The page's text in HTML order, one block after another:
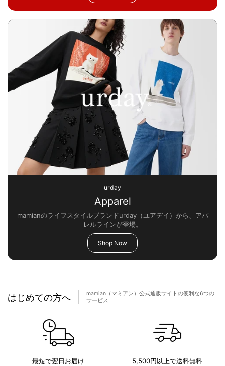
urday
Apparel
mamianのライフスタイルブランドurday（ユアデイ）から、アパ
レルラインが登場。
Shop Now
はじめての方へ
mamian（マミアン）公式通販サイトの便利な6つの
サービス
最短で翌日お届け 5,500円以上で送料無料